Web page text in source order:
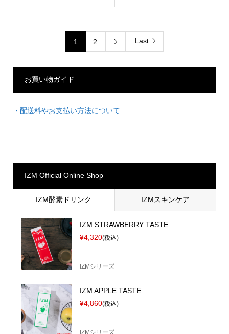
1 2  Last
お買い物ガイド
・配送料やお支払い方法について
IZM Official Online Shop
IZM酵素ドリンク IZMスキンケア
IZM STRAWBERRY TASTE
¥4,320(税込)
IZMシリーズ
IZM APPLE TASTE
¥4,860(税込)
IZMシリーズ